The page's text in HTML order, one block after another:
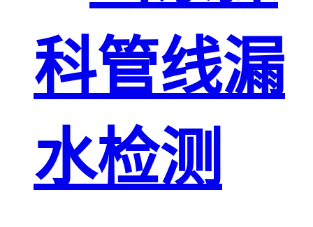
科管线漏
水检测